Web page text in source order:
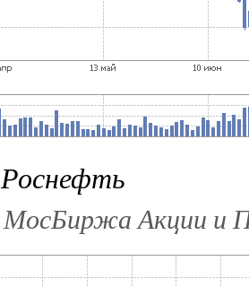
Роснефть
МосБиржа Акции